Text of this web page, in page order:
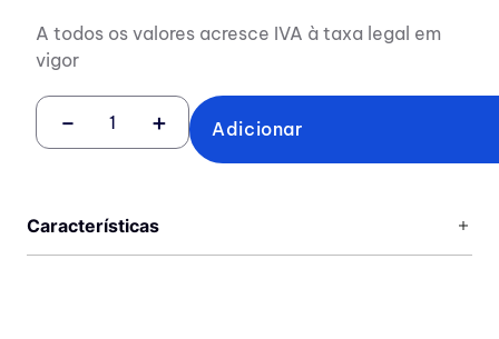
A todos os valores acresce IVA à taxa legal em
vigor
＋
－ Adicionar
Características